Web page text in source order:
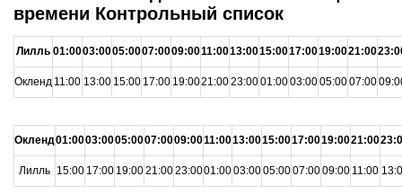
времени Контрольный список
Лилль 01:0003:0005:0007:0009:0011:0013:0015:0017:0019:0021:00
Окленд 11:00 13:00 15:00 17:00 19:0021:0023:0001:0003:0005:0007:00
Окленд01:0003:0005:0007:0009:0011:0013:0015:0017:0019:0021:00
Лилль 15:00 17:00 19:0021:0023:0001:0003:0005:0007:0009:00 11:00